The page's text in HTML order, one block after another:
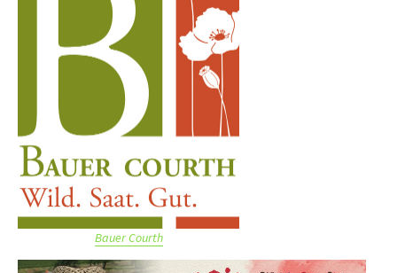
Bauer Courth